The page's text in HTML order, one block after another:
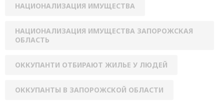
НАЦИОНАЛИЗАЦИЯ ИМУЩЕСТВА
НАЦИОНАЛИЗАЦИЯ ИМУЩЕСТВА ЗАПОРОЖСКАЯ
ОБЛАСТЬ
ОККУПАНТИ ОТБИРАЮТ ЖИЛЬЕ У ЛЮДЕЙ
ОККУПАНТЫ В ЗАПОРОЖСКОЙ ОБЛАСТИ